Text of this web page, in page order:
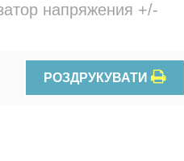
напряжения +/-
РОЗДРУКУВАТИ